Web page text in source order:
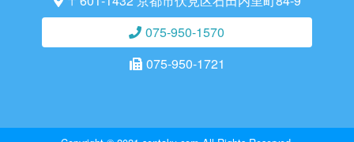
075-950-1570
075-950-1721